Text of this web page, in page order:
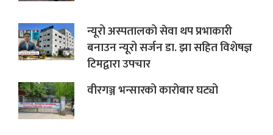
न्यूरो अस्पतालको सेवा थप प्रभाकारी
बनाउन न्यूरो सर्जन डा. झा सहित विशेषज्ञ
टिमद्वारा उपचार
वीरगञ्ज भन्सारको कारोबार घट्यो